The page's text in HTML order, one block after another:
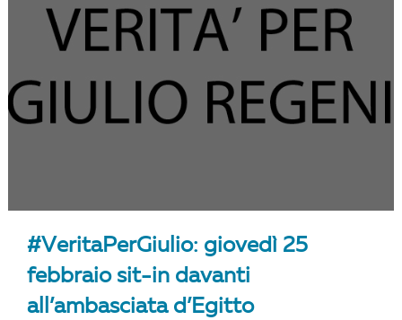
#VeritaPerGiulio: giovedì 25
febbraio sit-in davanti
all’ambasciata d’Egitto